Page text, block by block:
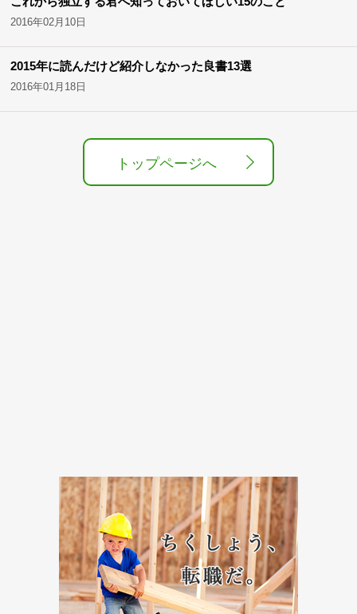
2016年02月10日
2015年に読んだけど紹介しなかった良書13選
2016年01月18日
トップページへ